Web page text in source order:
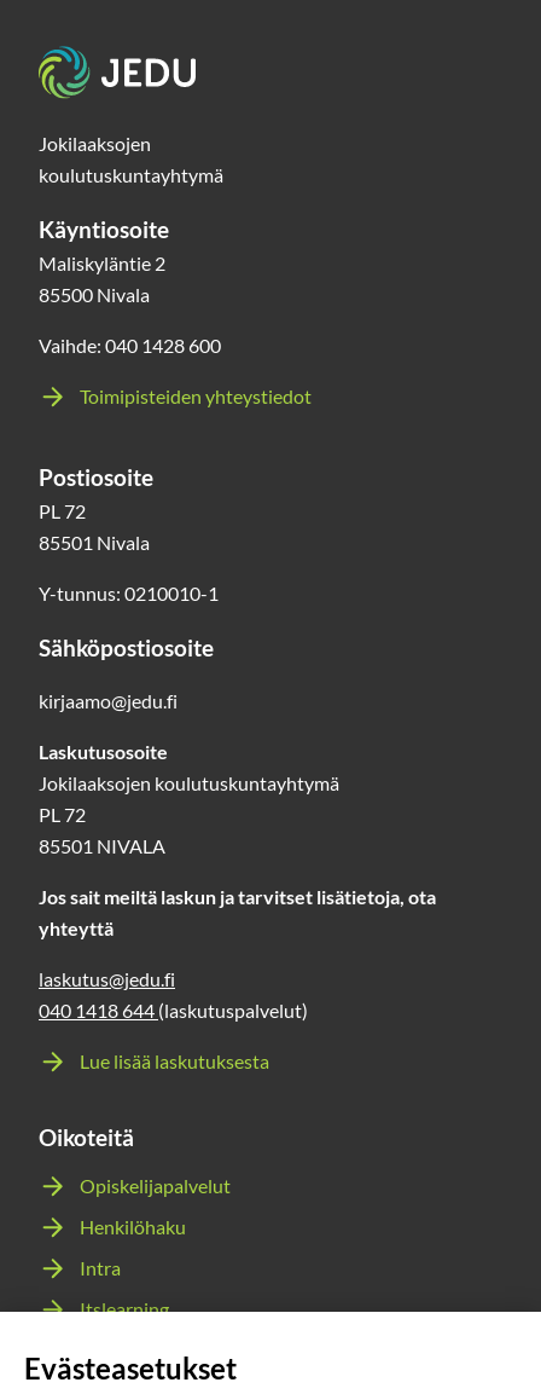
Etusivu
Jokilaaksojen
koulutuskuntayhtymä
Käyntiosoite
Maliskyläntie 2
85500 Nivala
Vaihde: 040 1428 600
Toimipisteiden yhteystiedot
Postiosoite
PL 72
85501 Nivala
Y-tunnus: 0210010-1
Sähköpostiosoite
kirjaamo@jedu.fi
Laskutusosoite
Jokilaaksojen koulutuskuntayhtymä
PL 72
85501 NIVALA
Jos sait meiltä laskun ja tarvitset lisätietoja, ota
yhteyttä
laskutus@jedu.fi
040 1418 644 (laskutuspalvelut)
Lue lisää laskutuksesta
Oikoteitä
Opiskelijapalvelut
Henkilöhaku
Intra
Itslearning
Evästeasetukset